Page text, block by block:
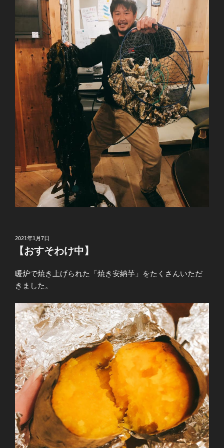
投
日:
2021年1月7日
【おすそわけ中】
暖炉で焼き上げられた「焼き安納芋」をたくさんいただ
きました。